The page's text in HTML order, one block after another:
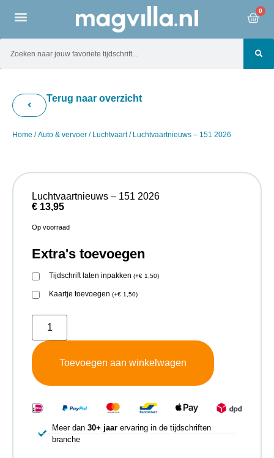
0
Terug naar overzicht
Home /Auto & vervoer / Luchtvaart/ Luchtvaartnieuws – 151 2026
Luchtvaartnieuws – 151 2026
€ 13,95
Op voorraad
Extra's toevoegen
Tijdschrift laten inpakken (+€ 1,50)
Kaartje toevoegen (+€ 1,50)
Toevoegen aan winkelwagen
Meer dan 30+ jaarervaring in de tijdschriften
branche